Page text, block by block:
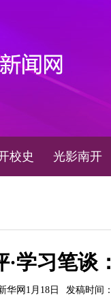
校史 光影南开
学习笔谈
华网1月18日 发稿时间